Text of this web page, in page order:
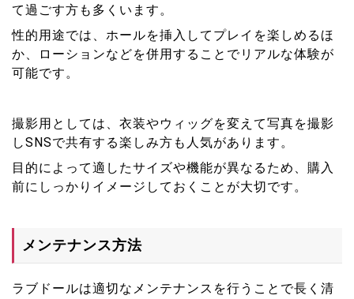
て過ごす方も多くいます。
性的用途では、ホールを挿入してプレイを楽しめるほ
か、ローションなどを併用することでリアルな体験が
可能です。
撮影用としては、衣装やウィッグを変えて写真を撮影
しSNSで共有する楽しみ方も人気があります。
目的によって適したサイズや機能が異なるため、購入
前にしっかりイメージしておくことが大切です。
メンテナンス方法
ラブドールは適切なメンテナンスを行うことで長く清